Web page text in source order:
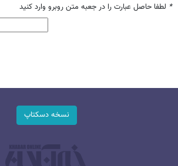
* لطفا حاصل عبارت را در جعبه متن روبرو وارد کنید
نسخه دسکتاپ